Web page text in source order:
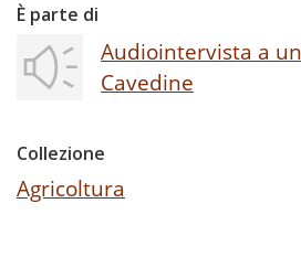
È parte di
Audiointervista a
Cavedine
Collezione
Agricoltura